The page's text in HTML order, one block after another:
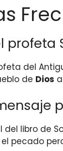
profeta
del
de Dios
del libro de
pecado